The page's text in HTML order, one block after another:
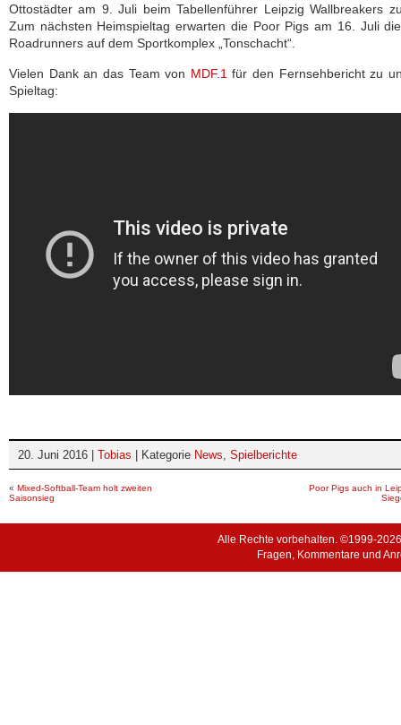
Ottostädter am 9. Juli beim Tabellenführer Leipzig Wallbreakers
Zum nächsten Heimspieltag erwarten die Poor Pigs am 16. Juli
Roadrunners auf dem Sportkomplex „Tonschacht“.
Vielen Dank an das Team von MDF.1 für den Fernsehbericht zu
Spieltag:
20. Juni 2016 | Tobias | Kategorie News, Spielberichte
« Mixed-Softball-Team holt zweiten
Saisonsieg
Poor Pigs auch in
Alle Rechte vorbehalten. ©1999-
Fragen, Kommentare und